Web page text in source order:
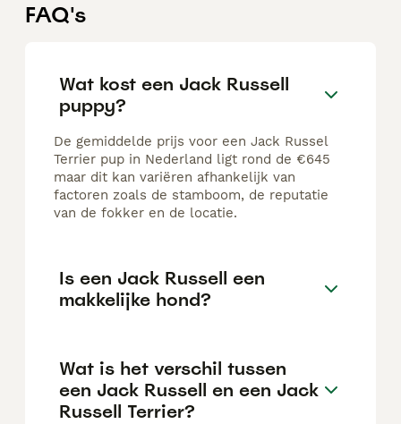
FAQ's
Wat kost een Jack Russell
puppy?
De gemiddelde prijs voor een Jack Russel
Terrier pup in Nederland ligt rond de €645
maar dit kan variëren afhankelijk van
factoren zoals de stamboom, de reputatie
van de fokker en de locatie.
Is een Jack Russell een
makkelijke hond?
Wat is het verschil tussen
een Jack Russell en een Jack
Russell Terrier?